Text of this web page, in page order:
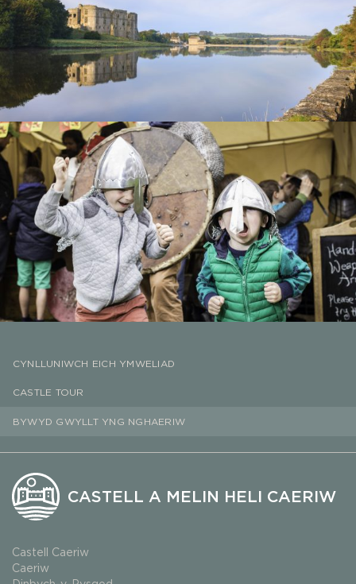
CYNLLUNIWCH EICH YMWELIAD
CASTLE TOUR
BYWYD GWYLLT YNG NGHAERIW
CASTELL A MELIN HELI CAERIW
Castell Caeriw
Caeriw